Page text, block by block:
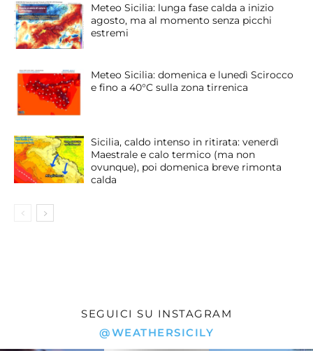
Meteo Sicilia: lunga fase calda a inizio
agosto, ma al momento senza picchi
estremi
Meteo Sicilia: domenica e lunedì Scirocco
e fino a 40°C sulla zona tirrenica
Sicilia, caldo intenso in ritirata: venerdì
Maestrale e calo termico (ma non
ovunque), poi domenica breve rimonta
calda
SEGUICI SU INSTAGRAM
@WEATHERSICILY